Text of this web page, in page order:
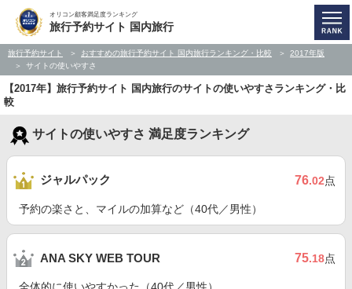
オリコン顧客満足度ランキング
旅行予約サイト 国内旅行
旅行予約サイト おすすめの旅行予約サイト 国内旅行ランキング・比較
2017年版
サイトの使いやすさ
【2017年】旅行予約サイト 国内旅行のサイトの使いやすさランキング・比
較
サイトの使いやすさ 満足度ランキング
ジャルパック 76.02点
予約の楽さと、マイルの加算など（40代／男性）
ANA SKY WEB TOUR 75.18点